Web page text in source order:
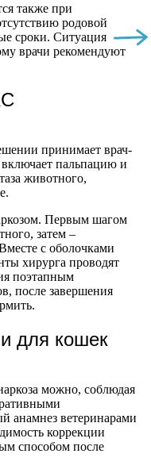
также при
родовой
сроки. Ситуация
врачи рекомендуют
принимает врач-
пальпацию и
животного,
Первым шагом
затем –
с оболочками
хирурга проводят
поэтапным
после завершения
для кошек
можно, соблюдая
анамнез ветеринарами
коррекции
способом после